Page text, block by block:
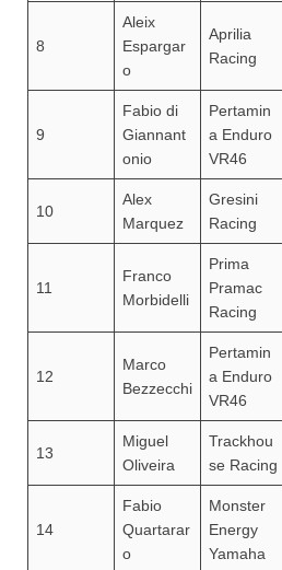
8
Aleix
Espargar
o
Aprilia
Racing
9
Fabio di
Giannant
onio
Pertamin
a Enduro
VR46
10
Alex
Marquez
Gresini
Racing
11
Franco
Morbidelli
Prima
Pramac
Racing
12
Marco
Bezzecchi
Pertamin
a Enduro
VR46
13
Miguel
Oliveira
Trackhou
se Racing
14
Fabio
Quartarar
o
Monster
Energy
Yamaha